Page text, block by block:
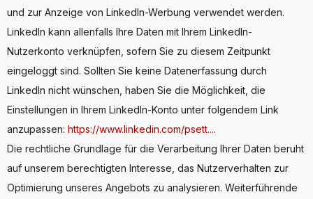
und zur Anzeige von LinkedIn-Werbung verwendet werden.
LinkedIn kann allenfalls Ihre Daten mit Ihrem LinkedIn-
Nutzerkonto verknüpfen, sofern Sie zu diesem Zeitpunkt
eingeloggt sind. Sollten Sie keine Datenerfassung durch
LinkedIn nicht wünschen, haben Sie die Möglichkeit, die
Einstellungen in Ihrem LinkedIn-Konto unter folgendem Link
anzupassen: https://www.linkedin.com/psett....
Die rechtliche Grundlage für die Verarbeitung Ihrer Daten beruht
auf unserem berechtigten Interesse, das Nutzerverhalten zur
Optimierung unseres Angebots zu analysieren. Weiterführende